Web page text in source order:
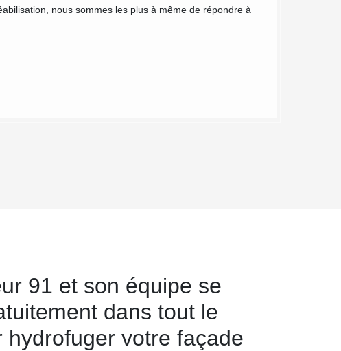
nous sommes les plus à même de répondre à
91 et son équipe se
dans tout le
hydrofuger votre façade